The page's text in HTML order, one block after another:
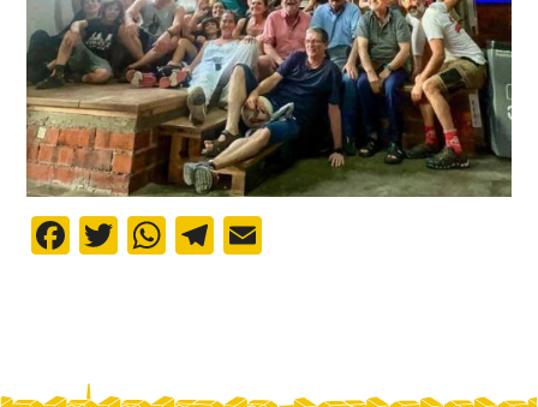
Facebook
Twitter
WhatsApp
Telegram